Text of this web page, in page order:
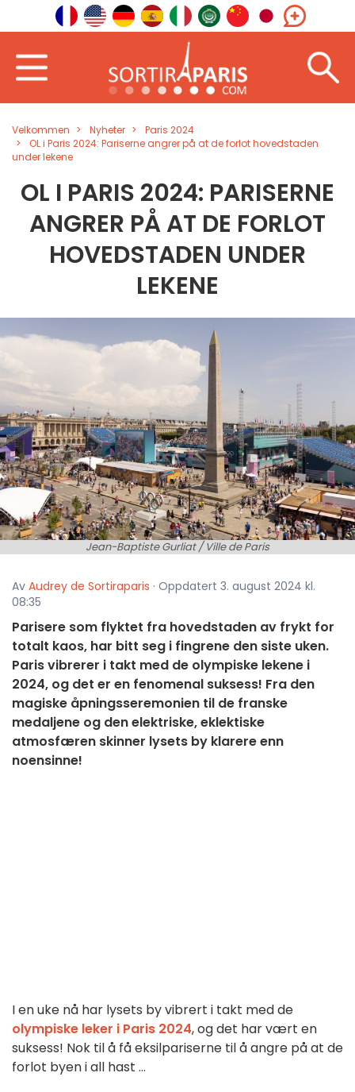
Velkommen Nyheter
Paris 2024
OL i Paris 2024: Pariserne angrer på at de forlot hovedstaden
under lekene
OL I PARIS 2024: PARISERNE
ANGRER PÅ AT DE FORLOT
HOVEDSTADEN UNDER
LEKENE
Jean-Baptiste Gurliat / Ville de Paris
Av Audrey de Sortiraparis · Oppdatert 3. august 2024 kl.
08:35
Parisere som flyktet fra hovedstaden av frykt for
totalt kaos, har bitt seg i fingrene den siste uken.
Paris vibrerer i takt med de olympiske lekene i
2024, og det er en fenomenal suksess! Fra den
magiske åpningsseremonien til de franske
medaljene og den elektriske, eklektiske
atmosfæren skinner lysets by klarere enn
noensinne!
I en uke nå har lysets by vibrert i takt med de
olympiske leker i Paris 2024, og det har vært en
suksess! Nok til å få eksilpariserne til å angre på at de
forlot byen i all hast ...